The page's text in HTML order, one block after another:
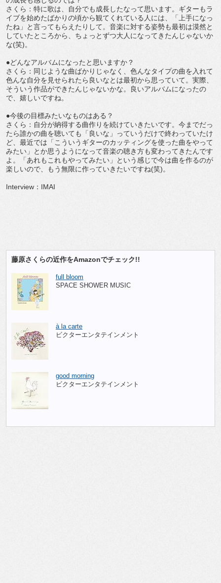
さくら：特に歌は、自分でも成長したなって思います。ギターもラ
イブを始めたばかりの頃から観てくれている人には、「上手になっ
たね」と言ってもらえたりして。音楽に対する姿勢も最初は漠然と
していたところから、ちょっとずつ大人になってきたんじゃないか
な(笑)。
●どんなアルバムになったと思いますか？
さくら：同じような曲ばかりじゃなく、色んなタイプの曲を入れて
色んな自分を見せられたら良いなとは最初から思っていて。実際、
そういう作品ができたんじゃないかな。良いアルバムになったの
で、嬉しいですね。
●今後の目標みたいなものはある？
さくら：自分が納得する曲作りを続けていきたいです。今までだっ
たら誰かの曲を聴いても「良いな」っていうだけで終わっていたけ
ど、最近では「こういうギターのカッティングを使った曲をやって
みたい」とか思うようになって音楽の聴き方も変わってきたんです
よ。「あれもこれもやってみたい」という感じで今は曲を作るのが
楽しいので、もう無限に作っていきたいですね(笑)。
Interview：IMAI
藤原さくらの近作をAmazonでチェック!!
full bloom
SPACE SHOWER MUSIC
à la carte
ビクターエンタテインメント
good morning
ビクターエンタテインメント